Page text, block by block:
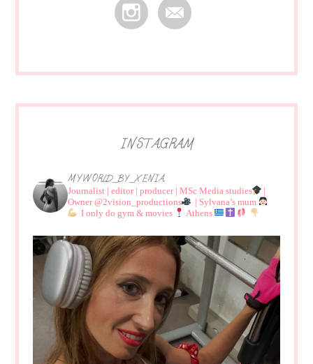
INSTAGRAM
MYWORLD_BY_XENIA
Journalist | editor | producer | MSc Media studies
|
Owner @2vision_productions
| Sylvana’s mum
I only do gym & movies
Athens